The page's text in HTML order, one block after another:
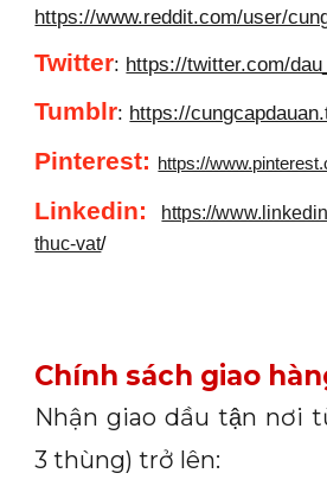
https://www.reddit.com/user/
Twitter: https://twitter.com/
Tumblr: https://
Pinterest: https://
Linkedin:
https://
thuc-vat/
Chính sách giao
Nhận giao dầu tận nơi
3 thùng) trở lên: